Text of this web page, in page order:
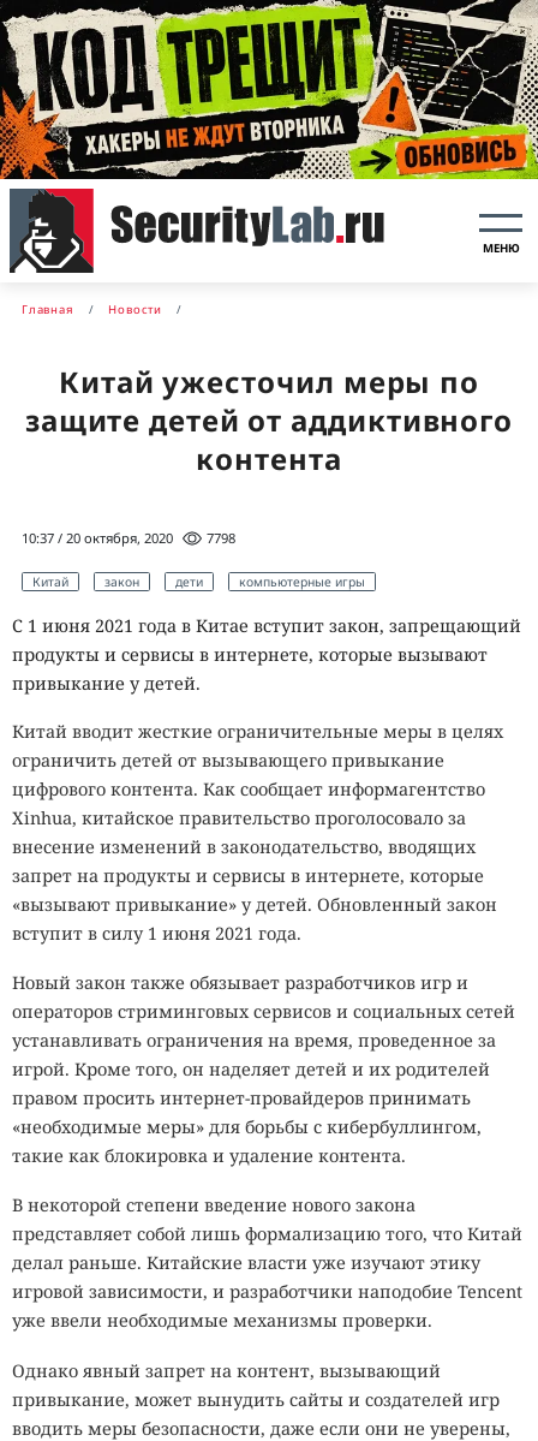
МЕНЮ
Главная Новости
Китай ужесточил меры по
защите детей от аддиктивного
контента
10:37 / 20 октября, 2020 7798
Китай закон дети компьютерные игры
С 1 июня 2021 года в Китае вступит закон, запрещающий
продукты и сервисы в интернете, которые вызывают
привыкание у детей.
Китай вводит жесткие ограничительные меры в целях
ограничить детей от вызывающего привыкание
цифрового контента. Как сообщает информагентство
Xinhua, китайское правительство проголосовало за
внесение изменений в законодательство, вводящих
запрет на продукты и сервисы в интернете, которые
«вызывают привыкание» у детей. Обновленный закон
вступит в силу 1 июня 2021 года.
Новый закон также обязывает разработчиков игр и
операторов стриминговых сервисов и социальных сетей
устанавливать ограничения на время, проведенное за
игрой. Кроме того, он наделяет детей и их родителей
правом просить интернет-провайдеров принимать
«необходимые меры» для борьбы с кибербуллингом,
такие как блокировка и удаление контента.
В некоторой степени введение нового закона
представляет собой лишь формализацию того, что Китай
делал раньше. Китайские власти уже изучают этику
игровой зависимости, и разработчики наподобие Tencent
уже ввели необходимые механизмы проверки.
Однако явный запрет на контент, вызывающий
привыкание, может вынудить сайты и создателей игр
вводить меры безопасности, даже если они не уверены,